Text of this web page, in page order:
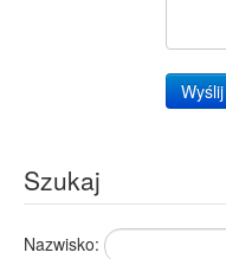
Szukaj
Nazwisko: